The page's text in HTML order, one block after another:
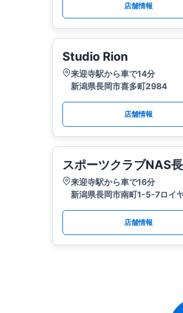
店舗情報
Studio Rion
来迎寺駅から車で14分
新潟県長岡市喜多町2984
店舗情報
スポーツクラブNAS
来迎寺駅から車で16分
新潟県長岡市南町1-5-7ロイ
店舗情報